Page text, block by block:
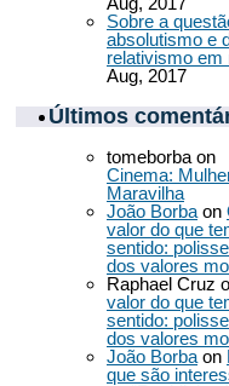
Sobre a
absolutismo e
relativismo em
Aug, 2017
Últimos
tomeborba on
Cinema:
Maravilha
João Borba on
valor do que
sentido:
dos valores
Raphael Cruz
valor do que
sentido:
dos valores
João Borba on
que são